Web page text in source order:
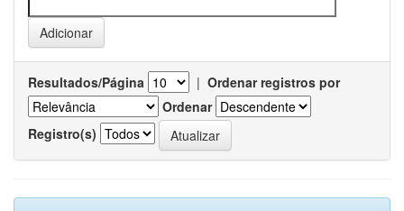
Resultados/Página | Ordenar registros por
Ordenar
Registro(s)